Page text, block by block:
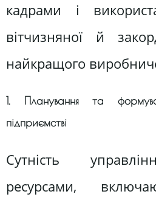
кадрами і
вітчизняної й
найкращого
1. Планування та
підприємстві
Сутність
ресурсами,